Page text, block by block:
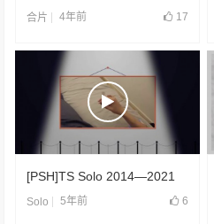
合片 4年前 17
[PSH]TS Solo 2014—2021
Solo 5年前 6